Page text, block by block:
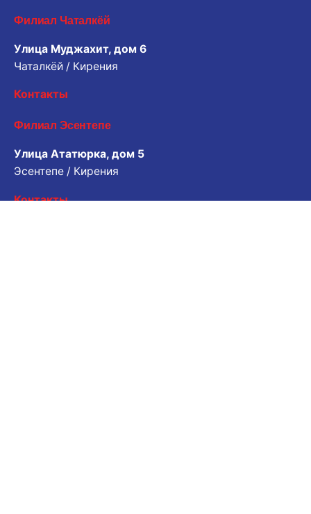
Филиал Чаталкёй
Улица Муджахит, дом 6
Чаталкёй / Кирения
Контакты
Филиал Эсентепе
Улица Ататюрка, дом 5
Эсентепе / Кирения
Контакты